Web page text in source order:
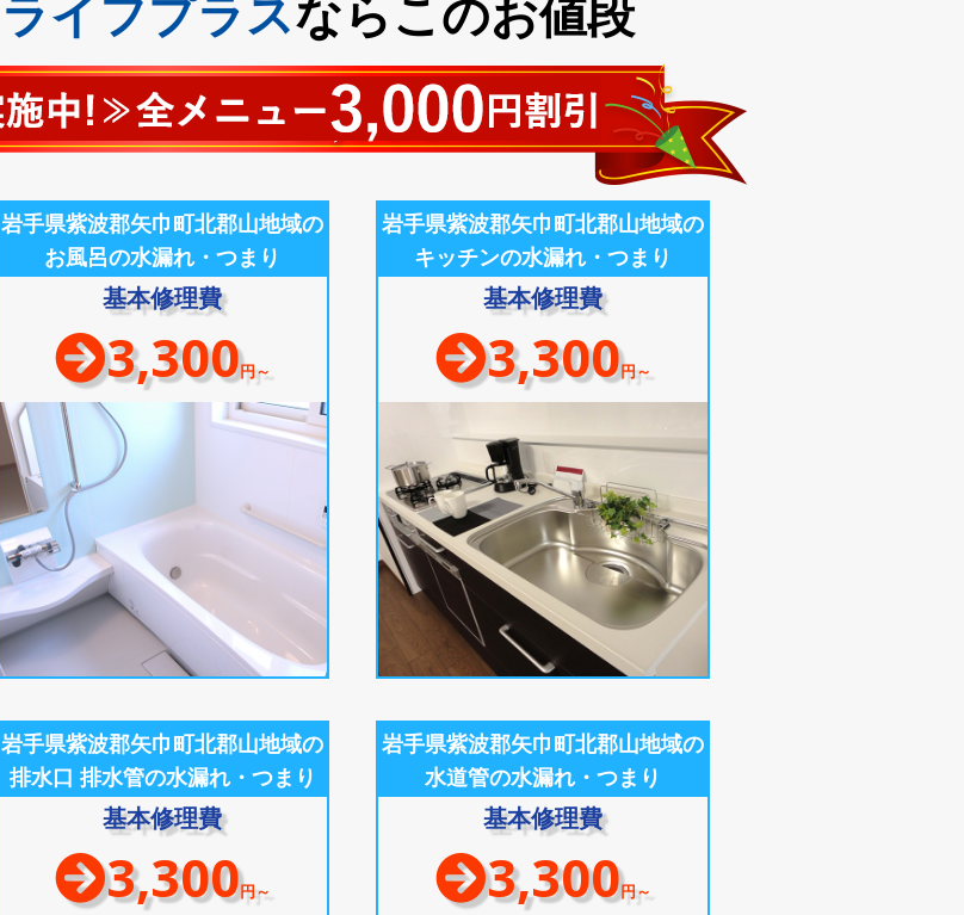
ライフプラスならこのお値段
岩手県紫波郡矢巾町北郡山地域の
お風呂の水漏れ・つまり
基本修理費
3,300円～
岩手県紫波郡矢巾町北郡山地域の
キッチンの水漏れ・つまり
基本修理費
3,300円～
岩手県紫波郡矢巾町北郡山地域の
排水口 排水管の水漏れ・つまり
基本修理費
3,300円～
岩手県紫波郡矢巾町北郡山地域の
水道管の水漏れ・つまり
基本修理費
3,300円～